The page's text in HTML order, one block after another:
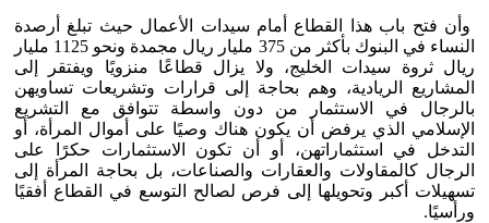
وأن فتح باب هذا القطاع أمام سيدات الأعمال حيث تبلغ أرصدة
النساء في البنوك بأكثر من 375 مليار ريال مجمدة ونحو 1125 مليار
ريال ثروة سيدات الخليج، ولا يزال قطاعًا منزويًا ويفتقر إلى
المشاريع الريادية، وهم بحاجة إلى قرارات وتشريعات تساويهن
بالرجال في الاستثمار من دون واسطة تتوافق مع التشريع
الإسلامي الذي يرفض أن يكون هناك وصيًا على أموال المرأة، أو
التدخل في استثماراتهن، أو أن تكون الاستثمارات حكرًا على
الرجال كالمقاولات والعقارات والصناعات، بل بحاجة المرأة إلى
تسهيلات أكبر وتحويلها إلى فرص لصالح التوسع في القطاع أفقيًا
ورأسيًا.